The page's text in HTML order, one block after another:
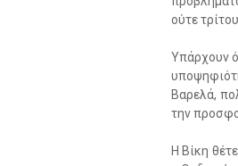
ούτε
Υπάρχουν
Βαρελά,
την
Η Βίκη